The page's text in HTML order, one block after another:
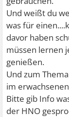
Und weißt du
was für
davor haben
müssen lernen
genießen.
Und zum
im
Bitte gib Info
der HNO